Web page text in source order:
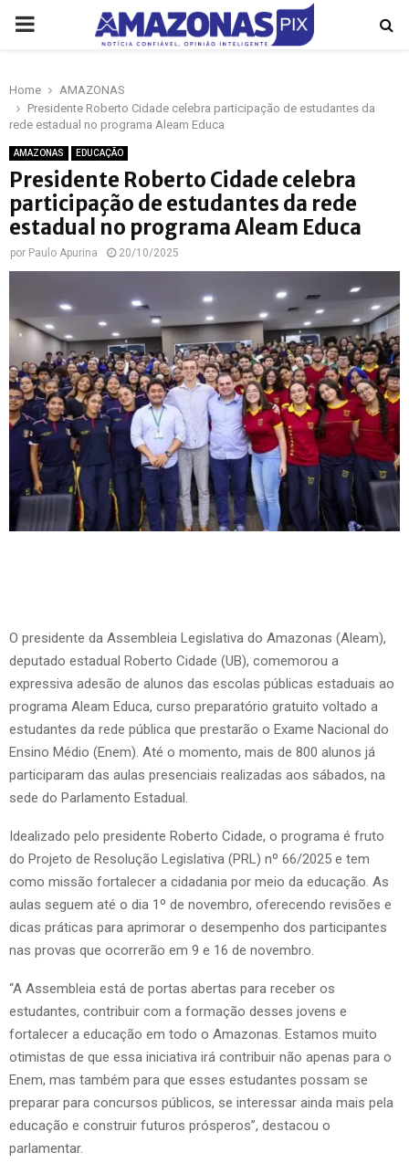
PRIMARY
Home
AMAZONAS
Presidente Roberto Cidade celebra participação de estudantes da
rede estadual no programa Aleam Educa
AMAZONAS EDUCAÇÃO
Presidente Roberto Cidade celebra
participação de estudantes da rede
estadual no programa Aleam Educa
por Paulo Apurina 20/10/2025
O presidente da Assembleia Legislativa do Amazonas (Aleam),
deputado estadual Roberto Cidade (UB), comemorou a
expressiva adesão de alunos das escolas públicas estaduais ao
programa Aleam Educa, curso preparatório gratuito voltado a
estudantes da rede pública que prestarão o Exame Nacional do
Ensino Médio (Enem). Até o momento, mais de 800 alunos já
participaram das aulas presenciais realizadas aos sábados, na
sede do Parlamento Estadual.
Idealizado pelo presidente Roberto Cidade, o programa é fruto
do Projeto de Resolução Legislativa (PRL) nº 66/2025 e tem
como missão fortalecer a cidadania por meio da educação. As
aulas seguem até o dia 1º de novembro, oferecendo revisões e
dicas práticas para aprimorar o desempenho dos participantes
nas provas que ocorrerão em 9 e 16 de novembro.
“A Assembleia está de portas abertas para receber os
estudantes, contribuir com a formação desses jovens e
fortalecer a educação em todo o Amazonas. Estamos muito
otimistas de que essa iniciativa irá contribuir não apenas para o
Enem, mas também para que esses estudantes possam se
preparar para concursos públicos, se interessar ainda mais pela
educação e construir futuros prósperos”, destacou o
parlamentar.